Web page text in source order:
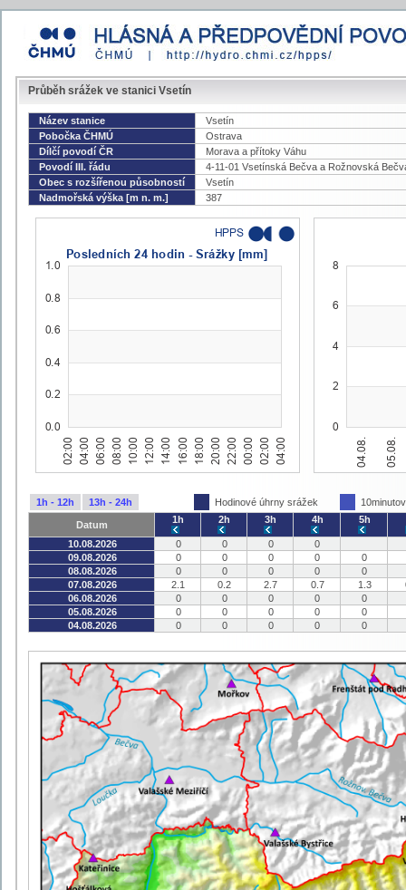
Průběh srážek ve stanici Vsetín
Název stanice
Vsetín
Pobočka ČHMÚ
Ostrava
Dílčí povodí ČR
Morava a přítoky Váhu
Povodí III. řádu
4-11-01 Vsetínská Bečva a Rožnovská
Obec s rozšířenou působností
Vsetín
Nadmořská výška [m n. m.]
387
1h - 12h 13h - 24h Hodinové úhrny srážek
Datum 1h 2h 3h 4h 5h
10.08.2026 0 0 0
0
09.08.2026
0 0 0 0
0
08.08.2026
0 0 0 0
0
07.08.2026
2.1 0.2 2.7 0.7 1.3
06.08.2026
0 0 0 0
0
05.08.2026
0 0 0 0
0
04.08.2026
0 0 0 0 0